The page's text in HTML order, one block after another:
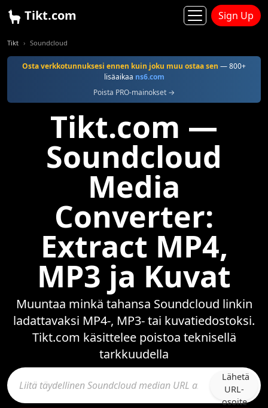
Tikt.com Sign Up
Tikt Soundcloud
Osta verkkotunnuksesi ennen kuin joku muu ostaa sen — 800+
lisäaikaa ns6.com
Poista PRO-mainokset →
Tikt.com —
Soundcloud
Media
Converter:
Extract MP4,
MP3 ja Kuvat
Muuntaa minkä tahansa Soundcloud linkin
ladattavaksi MP4-, MP3- tai kuvatiedostoksi.
Tikt.com käsittelee poistoa teknisellä
tarkkuudella
Lähetä
URL-
osoite